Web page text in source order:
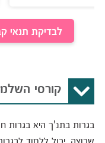
לבדיקת תנאי
קורסי